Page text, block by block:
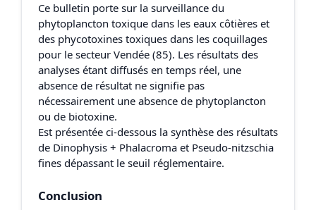
Ce bulletin porte sur la surveillance du
phytoplancton toxique dans les eaux côtières et
des phycotoxines toxiques dans les coquillages
pour le secteur Vendée (85). Les résultats des
analyses étant diffusés en temps réel, une
absence de résultat ne signifie pas
nécessairement une absence de phytoplancton
ou de biotoxine.
Est présentée ci-dessous la synthèse des résultats
de Dinophysis + Phalacroma et Pseudo-nitzschia
fines dépassant le seuil réglementaire.
Conclusion